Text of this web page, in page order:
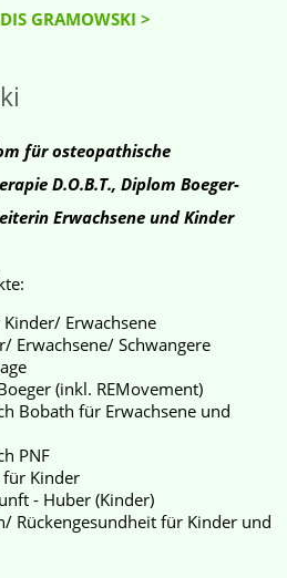
GRAMOWSKI >
für osteopathische
D.O.B.T., Diplom Boeger-
Erwachsene und Kinder
Erwachsene
Erwachsene/ Schwangere
(inkl. REMovement)
Bobath für Erwachsene und
PNF
Kinder
- Huber (Kinder)
Rückengesundheit für Kinder und